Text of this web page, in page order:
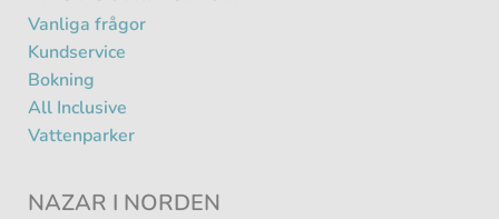
Vanliga frågor
Kundservice
Bokning
All Inclusive
Vattenparker
NAZAR I NORDEN